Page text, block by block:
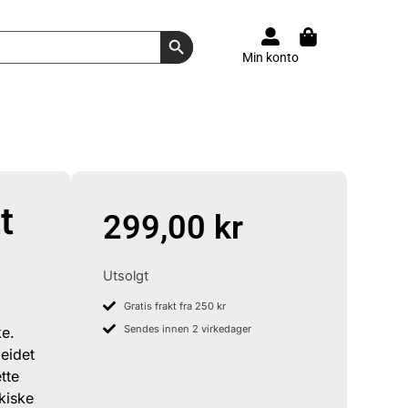
Search Button
Min konto
299,00 kr
Utsolgt
Gratis frakt fra 250 kr
Sendes innen 2 virkedager